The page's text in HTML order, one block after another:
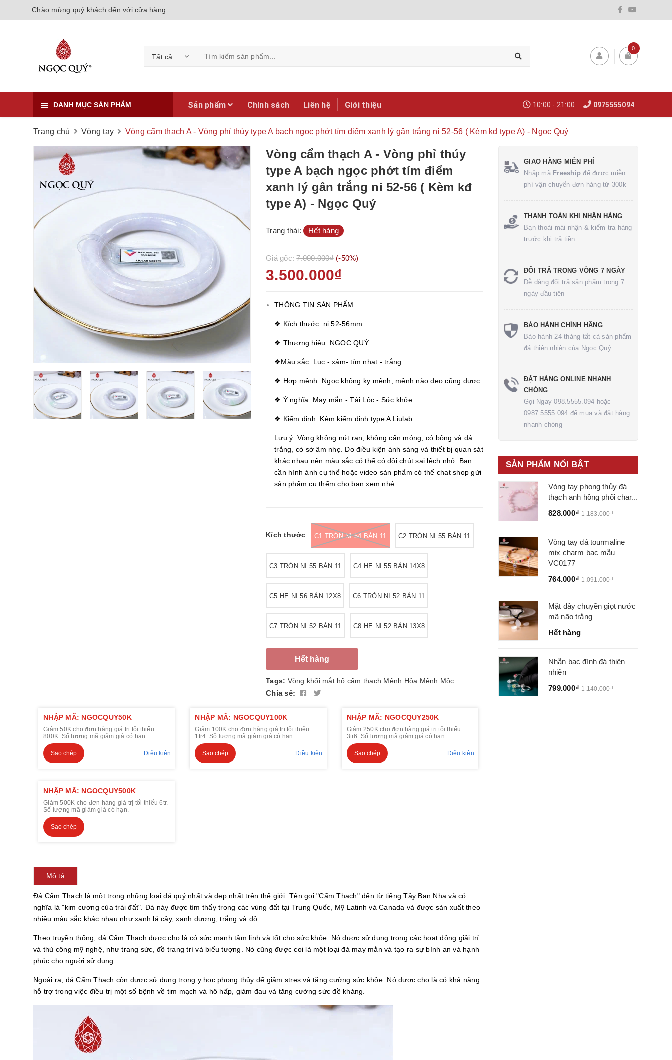
Chào mừng quý khách đến với cửa hàng
Tất cả
0
DANH MỤC SẢN PHẨM Sản phẩm Chính sách Liên hệ Giới thiệu 10:00 - 21:00 0975555094
Trang chủ Vòng tay Vòng cẩm thạch A - Vòng phỉ thúy type A bạch ngọc phớt tím điểm xanh lý gân trắng ni 52-56 ( Kèm kđ type A) - Ngọc Quý
Vòng cẩm thạch A - Vòng phỉ thúy
type A bạch ngọc phớt tím điểm
xanh lý gân trắng ni 52-56 ( Kèm kđ
type A) - Ngọc Quý
Trạng thái: Hết hàng
Giá gốc:7.000.000₫ (-50%)
3.500.000₫
THÔNG TIN SẢN PHẨM
❖ Kích thước :ni 52-56mm
❖ Thương hiệu: NGỌC QUÝ
❖Màu sắc: Lục - xám- tím nhạt - trắng
❖ Hợp mệnh: Ngọc không kỵ mệnh, mệnh nào đeo cũng được
❖ Ý nghĩa: May mắn - Tài Lộc - Sức khỏe
❖ Kiểm định: Kèm kiểm định type A Liulab
Lưu ý: Vòng không nứt rạn, không cấn móng, có bông và đá
trắng, có sớ âm nhẹ. Do điều kiện ánh sáng và thiết bị quan sát
khác nhau nên màu sắc có thể có đôi chút sai lệch nhỏ. Bạn
cần hình ảnh cụ thể hoặc video sản phẩm có thể chat shop gửi
sản phẩm cụ thểm cho bạn xem nhé
Kích thước C1:TRÒN NI 54 BẢN 11 C2:TRÒN NI 55 BẢN 11
C3:TRÒN NI 55 BẢN 11 C4:HẸ NI 55 BẢN 14X8
C5:HẸ NI 56 BẢN 12X8 C6:TRÒN NI 52 BẢN 11
C7:TRÒN NI 52 BẢN 11 C8:HẸ NI 52 BẢN 13X8
Hết hàng
Tags: Vòng khối mắt hổ cẩm thạch Mệnh Hỏa Mệnh Mộc
Chia sẻ:
NHẬP MÃ: NGOCQUY50K
Giảm 50K cho đơn hàng giá trị tối thiểu
800K. Số lượng mã giảm giá có hạn.
Sao chép Điều kiện
NHẬP MÃ: NGOCQUY100K
Giảm 100K cho đơn hàng giá trị tối thiểu
1tr4. Số lượng mã giảm giá có hạn.
Sao chép Điều kiện
NHẬP MÃ: NGOCQUY250K
Giảm 250K cho đơn hàng giá trị tối thiểu
3tr6. Số lượng mã giảm giá có hạn.
Sao chép Điều kiện
NHẬP MÃ: NGOCQUY500K
Giảm 500K cho đơn hàng giá trị tối thiểu 6tr.
Số lượng mã giảm giá có hạn.
Sao chép
Mô tả
Đá Cẩm Thạch là một trong những loại đá quý nhất và đẹp nhất trên thế giới. Tên gọi "Cẩm Thạch" đến từ tiếng Tây Ban Nha và có
nghĩa là "kim cương của trái đất". Đá này được tìm thấy trong các vùng đất tại Trung Quốc, Mỹ Latinh và Canada và được sản xuất theo
nhiều màu sắc khác nhau như xanh lá cây, xanh dương, trắng và đỏ.
Theo truyền thống, đá Cẩm Thạch được cho là có sức mạnh tâm linh và tốt cho sức khỏe. Nó được sử dụng trong các hoạt động giải trí
và thủ công mỹ nghệ, như trang sức, đồ trang trí và biểu tượng. Nó cũng được coi là một loại đá may mắn và tạo ra sự bình an và hạnh
phúc cho người sử dụng.
Ngoài ra, đá Cẩm Thạch còn được sử dụng trong y học phong thủy để giảm stres và tăng cường sức khỏe. Nó được cho là có khả năng
hỗ trợ trong việc điều trị một số bệnh về tim mạch và hô hấp, giảm đau và tăng cường sức đề kháng.
GIAO HÀNG MIỄN PHÍ
Nhập mã Freeship để được miễn
phí vận chuyển đơn hàng từ 300k
THANH TOÁN KHI NHẬN HÀNG
Bạn thoải mái nhận & kiểm tra hàng
trước khi trả tiền.
ĐỔI TRẢ TRONG VÒNG 7 NGÀY
Dễ dàng đổi trả sản phẩm trong 7
ngày đầu tiên
BẢO HÀNH CHÍNH HÃNG
Bảo hành 24 tháng tất cả sản phẩm
đá thiên nhiên của Ngọc Quý
ĐẶT HÀNG ONLINE NHANH
CHÓNG
Gọi Ngay 098.5555.094 hoặc
0987.5555.094 để mua và đặt hàng
nhanh chóng
SẢN PHẨM NỔI BẬT
Vòng tay phong thủy đá
thạch anh hồng phối char...
828.000₫ 1.183.000₫
Vòng tay đá tourmaline
mix charm bạc mẫu
VC0177
764.000₫ 1.091.000₫
Mặt dây chuyền giọt nước
mã não trắng
Hết hàng
Nhẫn bạc đính đá thiên
nhiên
799.000₫ 1.140.000₫